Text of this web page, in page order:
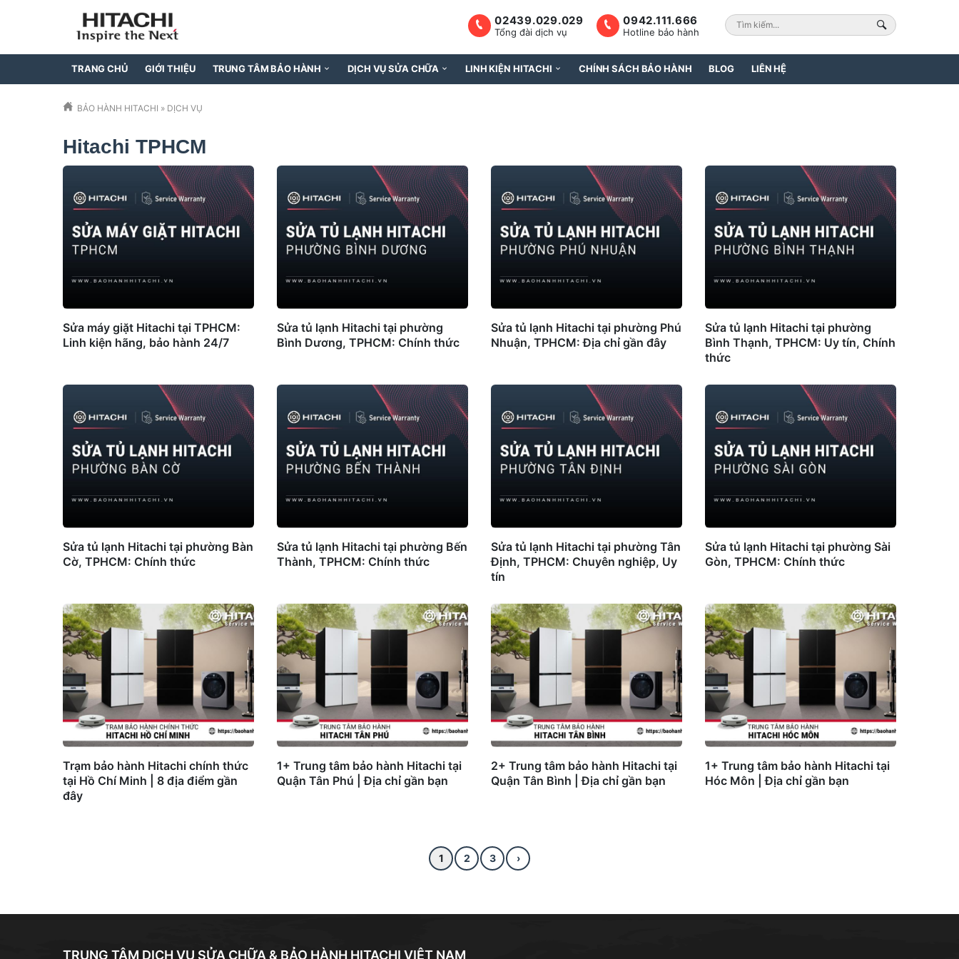
0942.111.666
Hotline bảo hành
02439.029.029
Tổng đài dịch vụ
TRANG CHỦ GIỚI THIỆU TRUNG TÂM BẢO HÀNH DỊCH VỤ SỬA CHỮA LINH KIỆN HITACHI CHÍNH SÁCH BẢO HÀNH BLOG LIÊN HỆ
BẢO HÀNH HITACHI » DỊCH VỤ
Hitachi TPHCM
Sửa máy giặt Hitachi tại TPHCM:
Linh kiện hãng, bảo hành 24/7
Sửa tủ lạnh Hitachi tại phường
Bình Dương, TPHCM: Chính thức
Sửa tủ lạnh Hitachi tại phường Phú
Nhuận, TPHCM: Địa chỉ gần đây
Sửa tủ lạnh Hitachi tại phường
Bình Thạnh, TPHCM: Uy tín, Chính
thức
Sửa tủ lạnh Hitachi tại phường Bàn
Cờ, TPHCM: Chính thức
Sửa tủ lạnh Hitachi tại phường Bến
Thành, TPHCM: Chính thức
Sửa tủ lạnh Hitachi tại phường Tân
Định, TPHCM: Chuyên nghiệp, Uy
tín
Sửa tủ lạnh Hitachi tại phường Sài
Gòn, TPHCM: Chính thức
Trạm bảo hành Hitachi chính thức
tại Hồ Chí Minh | 8 địa điểm gần
đây
1+ Trung tâm bảo hành Hitachi tại
Quận Tân Phú | Địa chỉ gần bạn
2+ Trung tâm bảo hành Hitachi tại
Quận Tân Bình | Địa chỉ gần bạn
1+ Trung tâm bảo hành Hitachi tại
Hóc Môn | Địa chỉ gần bạn
1 2 3 ›
TRUNG TÂM DỊCH VỤ SỬA CHỮA & BẢO HÀNH HITACHI VIỆT NAM